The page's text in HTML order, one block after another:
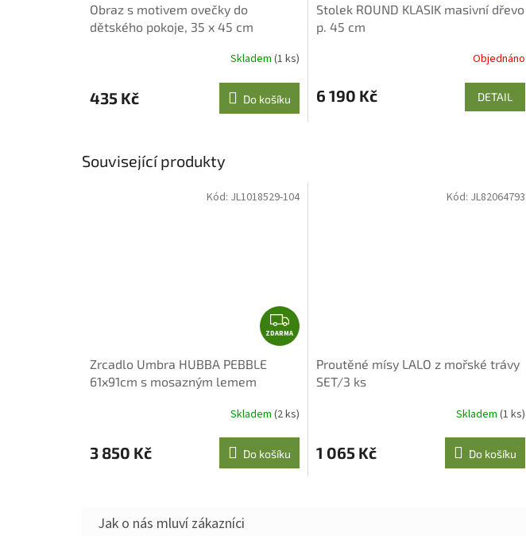
Obraz s motivem ovečky do
dětského pokoje, 35 x 45 cm
Skladem (1 ks)
435 Kč Do košíku
R
A
Stolek ROUND KLASIK masivní dřevo
p. 45 cm
Objednáno
6 190 Kč DETAIL
Související produkty
Z
D
A
ZDARMA
Zrcadlo Umbra HUBBA PEBBLE
61x91cm s mosazným lemem
Skladem (2 ks)
3 850 Kč Do košíku
Kód: JL1018529-104
Proutěné mísy LALO z mořské trávy
SET/3 ks
Skladem (1 ks)
1 065 Kč Do košíku
Kód: JL82064793